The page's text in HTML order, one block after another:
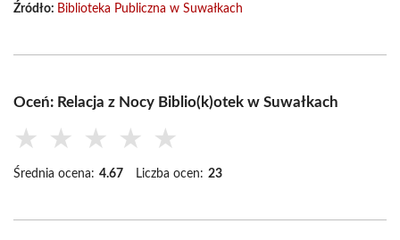
Źródło: Biblioteka Publiczna w Suwałkach
Oceń: Relacja z Nocy Biblio(k)otek w Suwałkach
★ ★ ★ ★ ★
Średnia ocena: 4.67 Liczba ocen: 23